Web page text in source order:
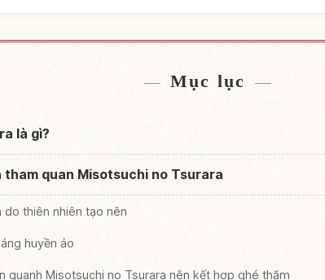
Mục lục
là gì?
quan Misotsuchi no Tsurara
do thiên nhiên tạo nên
huyền ảo
quanh Misotsuchi no Tsurara nên kết hợp ghé thăm